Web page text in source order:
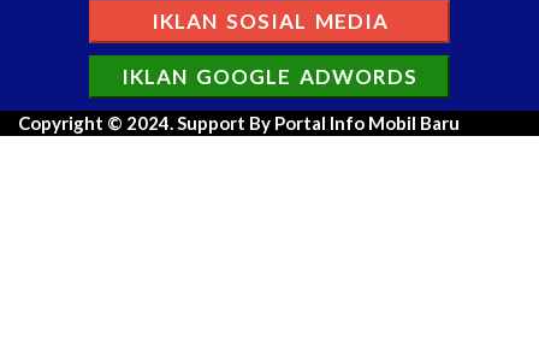
IKLAN SOSIAL MEDIA
IKLAN GOOGLE ADWORDS
Copyright © 2024. Support By Portal Info Mobil Baru